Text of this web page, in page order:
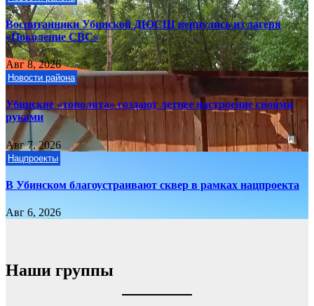
Воспитанники Убинской ДЮСШ вернулись из лагеря
«Поколение СВС»
Авг 8, 2026
Новости района
Убинские «тополята» создают летнее настроение своими
руками
Авг 7, 2026
Нацпроекты
В Убинском благоустраивают сквер в рамках нацпроекта
Авг 6, 2026
Наши группы